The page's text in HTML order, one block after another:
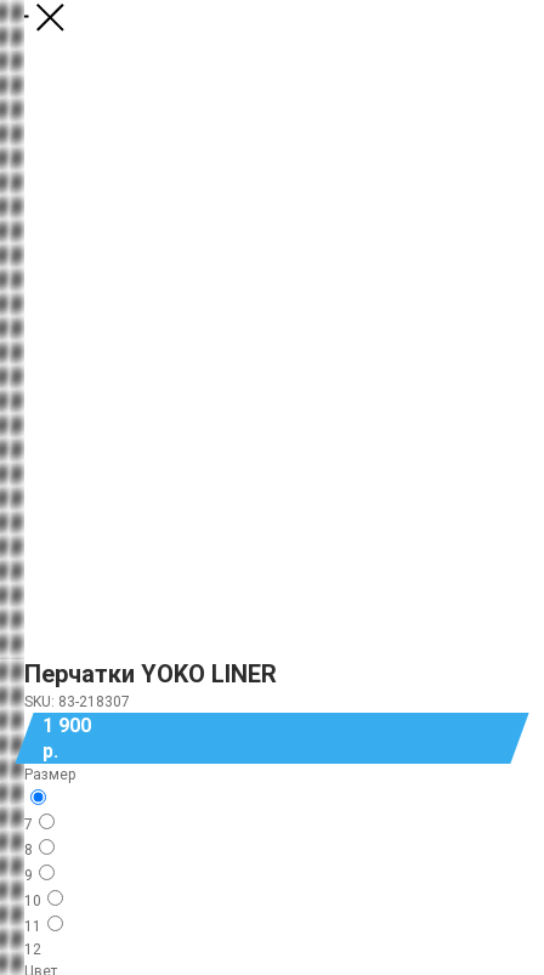
Перчатки YOKO LINER
SKU: 83-218307
1 900
р.
Размер
7
8
9
10
11
12
Цвет